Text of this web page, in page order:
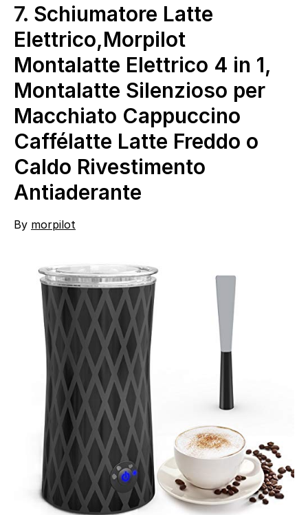
7. Schiumatore Latte
Elettrico,Morpilot
Montalatte Elettrico 4 in 1,
Montalatte Silenzioso per
Macchiato Cappuccino
Caffélatte Latte Freddo o
Caldo Rivestimento
Antiaderante
By morpilot